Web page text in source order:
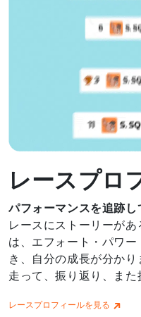
レースプロ
パフォーマンスを追跡し
レースにストーリーが
は、エフォート・パワ
き、自分の成長が分かり
走って、振り返り、また
レースプロフィールを見る